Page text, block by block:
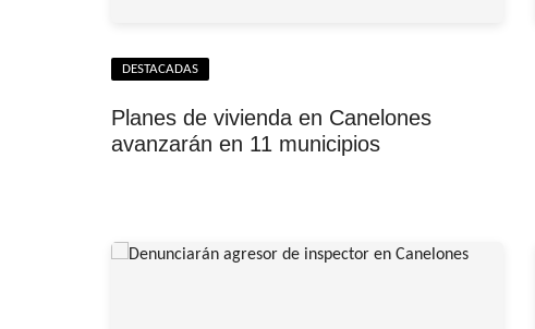
DESTACADAS
Planes de vivienda en Canelones
avanzarán en 11 municipios